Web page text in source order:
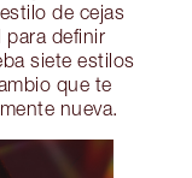
de cejas
para definir
siete estilos
que te
nueva.